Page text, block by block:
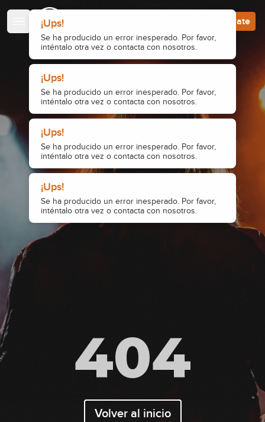
¡Ups!
Se ha producido un error inesperado. Por favor,
inténtalo otra vez o contacta con nosotros.
¡Ups!
Se ha producido un error inesperado. Por favor,
inténtalo otra vez o contacta con nosotros.
¡Ups!
Se ha producido un error inesperado. Por favor,
inténtalo otra vez o contacta con nosotros.
¡Ups!
Se ha producido un error inesperado. Por favor,
inténtalo otra vez o contacta con nosotros.
Regístrate
404
Volver al inicio
Escuela de Guitarristas